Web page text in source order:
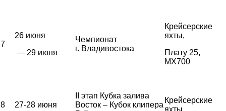
7
26 июня
— 29 июня
Чемпионат
г. Владивостока
Крейсерские
яхты,
Плату 25,
MX700
8 27-28 июня
II этап Кубка залива
Восток – Кубок клипера
Крейсерские
яхты